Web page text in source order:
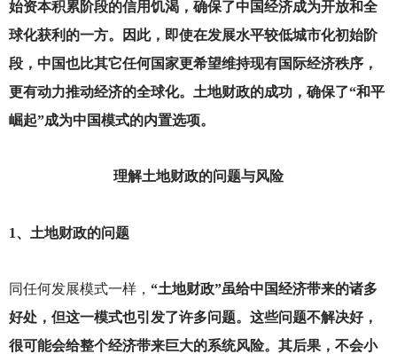
始资本积累阶段的信用饥渴，确保了中国经济成为开放和全
球化获利的一方。因此，即使在发展水平较低城市化初始阶
段，中国也比其它任何国家更希望维持现有国际经济秩序，
更有动力推动经济的全球化。土地财政的成功，确保了“和平
崛起”成为中国模式的内置选项。
理解土地财政的问题与风险
1、土地财政的问题
同任何发展模式一样， “土地财政”虽给中国经济带来的诸多
好处，但这一模式也引发了许多问题。这些问题不解决好，
很可能会给整个经济带来巨大的系统风险。其后果，不会小